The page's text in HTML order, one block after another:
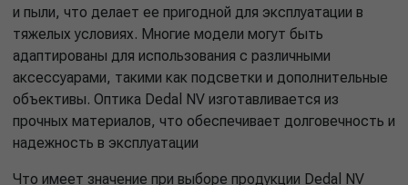
и пыли, что делает ее пригодной для эксплуатации в
тяжелых условиях. Многие модели могут быть
адаптированы для использования с различными
аксессуарами, такими как подсветки и дополнительные
объективы. Оптика Dedal NV изготавливается из
прочных материалов, что обеспечивает долговечность и
надежность в эксплуатации
Что имеет значение при выборе продукции Dedal NV